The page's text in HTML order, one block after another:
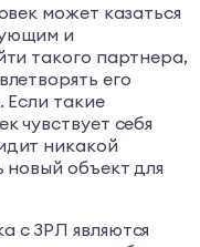
может казаться
и
такого партнера,
его
Если такие
чувствует себя
никакой
новый объект для
с ЗРЛ являются